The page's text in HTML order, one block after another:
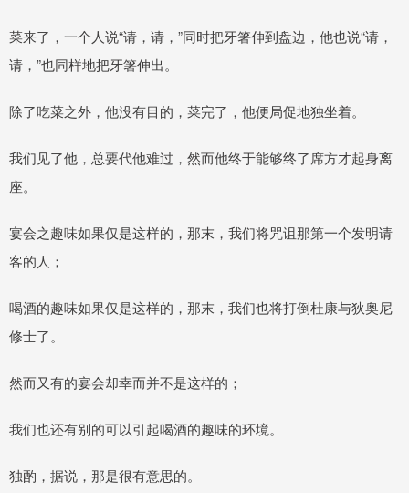
菜来了，一个人说“请，请，”同时把牙箸伸到盘边，他也说“请，
请，”也同样地把牙箸伸出。
除了吃菜之外，他没有目的，菜完了，他便局促地独坐着。
我们见了他，总要代他难过，然而他终于能够终了席方才起身离
座。
宴会之趣味如果仅是这样的，那末，我们将咒诅那第一个发明请
客的人；
喝酒的趣味如果仅是这样的，那末，我们也将打倒杜康与狄奥尼
修士了。
然而又有的宴会却幸而并不是这样的；
我们也还有别的可以引起喝酒的趣味的环境。
独酌，据说，那是很有意思的。